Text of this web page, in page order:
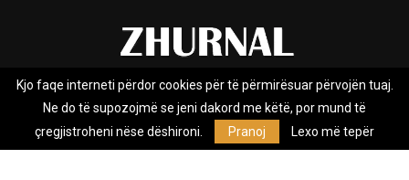
Rreth nesh Impresumi Marketing
Privacy Policy
Zhurnal.mk është Agjenci e Lajmeve e pavarur, e themeluar në vitin
Kjo faqe interneti përdor cookies për të përmirësuar përvojën tuaj.
Ne do të supozojmë se jeni dakord me këtë, por mund të
çregjistroheni nëse dëshironi.
Pranoj Lexo më tepër